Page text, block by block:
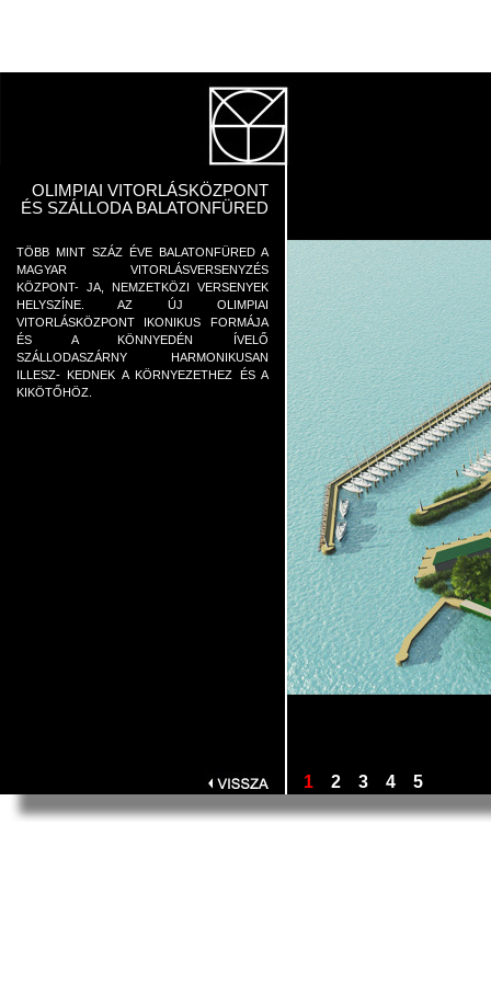
OLIMPIAI VITORLÁSKÖZPONT
ÉS SZÁLLODA BALATONFÜRED
TÖBB MINT SZÁZ ÉVE BALATONFÜRED A
MAGYAR VITORLÁSVERSENYZÉS
KÖZPONT- JA, NEMZETKÖZI VERSENYEK
HELYSZÍNE. AZ ÚJ OLIMPIAI
VITORLÁSKÖZPONT IKONIKUS FORMÁJA
ÉS A KÖNNYEDÉN ÍVELŐ
SZÁLLODASZÁRNY HARMONIKUSAN
ILLESZ- KEDNEK A KÖRNYEZETHEZ ÉS A
KIKÖTŐHÖZ.
1 2 3 4 5